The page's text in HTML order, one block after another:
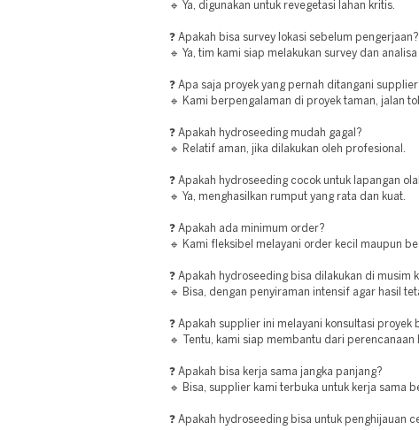
🔹 Ya, digunakan untuk revegetasi lahan kritis.
❓ Apakah bisa survey lokasi sebelum pengerjaan?
🔹 Ya, tim kami siap melakukan survey dan analisa
❓ Apa saja proyek yang pernah ditangani supplier
🔹 Kami berpengalaman di proyek taman, jalan
❓ Apakah hydroseeding mudah gagal?
🔹 Relatif aman, jika dilakukan oleh profesional.
❓ Apakah hydroseeding cocok untuk lapangan
🔹 Ya, menghasilkan rumput yang rata dan kuat.
❓ Apakah ada minimum order?
🔹 Kami fleksibel melayani order kecil maupun
❓ Apakah hydroseeding bisa dilakukan di musim
🔹 Bisa, dengan penyiraman intensif agar hasil
❓ Apakah supplier ini melayani konsultasi proyek
🔹 Tentu, kami siap membantu dari perencanaan
❓ Apakah bisa kerja sama jangka panjang?
🔹 Bisa, supplier kami terbuka untuk kerja sama
❓ Apakah hydroseeding bisa untuk penghijauan